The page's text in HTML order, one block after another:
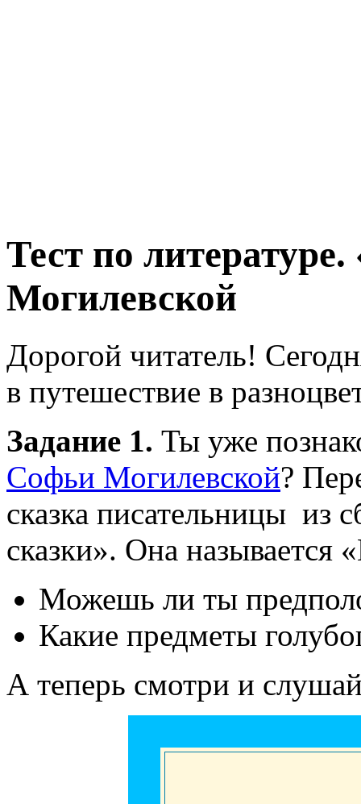
Тест по
Могилевской
Дорогой читатель!
в путешествие в
Задание 1. Ты уже
Софьи Могилевской?
сказка писательницы из
сказки». Она называется
Можешь ли ты
Какие предметы
А теперь смотри и